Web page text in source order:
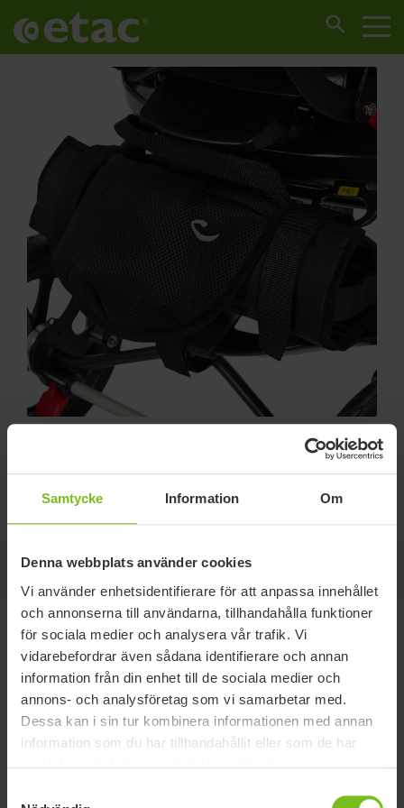
Samtycke Information Om
Denna webbplats använder cookies
Vi använder enhetsidentifierare för att anpassa innehållet
och annonserna till användarna, tillhandahålla funktioner
för sociala medier och analysera vår trafik. Vi
vidarebefordrar även sådana identifierare och annan
information från din enhet till de sociala medier och
annons- och analysföretag som vi samarbetar med.
Dessa kan i sin tur kombinera informationen med annan
information som du har tillhandahållit eller som de har
Syrgashållare
Kräver transportfäste på baksidan av ramen. Max vikt 10 kg.
På den här sidan
Varianter / Artikelnummer
One size
Artikelnummer 318776295
Max belastning (kg)